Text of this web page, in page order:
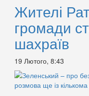
Жителі
громади
шахраїв
19 Лютого, 8:43